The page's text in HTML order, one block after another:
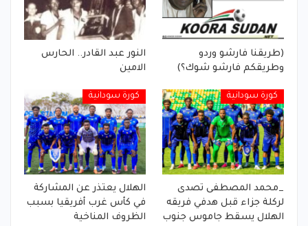
(طريقنا فارشو وردو
وطريقكم فارشو شوك؟)
النور عبد القادر.. الحارس
الامين
كورة سودانية
_محمد المصطفى تصدى
لركلة جزاء قبل هدفي فريقه
الهلال يسقط جاموس جنوب
كورة سودانية
الهلال يعتذر عن المشاركة
في كأس غرب أفريقيا بسبب
الظروف المناخية